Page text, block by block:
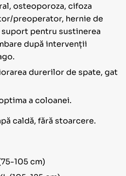
osteoporoza, cifoza
preoperator, hernie de
pentru sustinerea
după intervenții
durerilor de spate, gat
a coloanei.
caldă, fără stoarcere.
105 cm)